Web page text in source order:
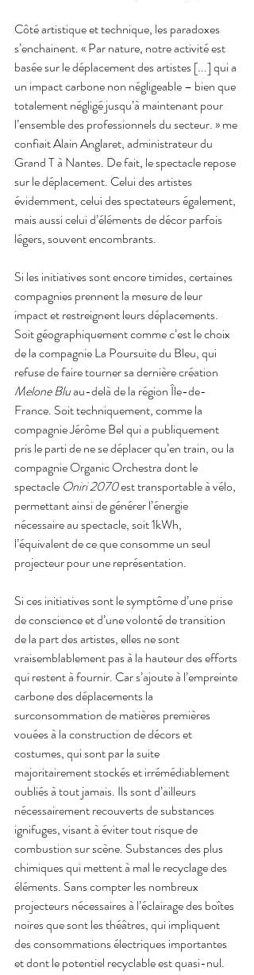
Côté artistique et technique, les paradoxes
s’enchainent. « Par nature, notre activité est
basée sur le déplacement des artistes [...] qui a
un impact carbone non négligeable – bien que
totalement négligé jusqu’à maintenant pour
l’ensemble des professionnels du secteur. » me
confiait Alain Anglaret, administrateur du
Grand T à Nantes. De fait, le spectacle repose
sur le déplacement. Celui des artistes
évidemment, celui des spectateurs également,
mais aussi celui d’éléments de décor parfois
légers, souvent encombrants.
Si les initiatives sont encore timides, certaines
compagnies prennent la mesure de leur
impact et restreignent leurs déplacements.
Soit géographiquement comme c’est le choix
de la compagnie La Poursuite du Bleu, qui
refuse de faire tourner sa dernière création
Melone Blu au-delà de la région Île-de-
France. Soit techniquement, comme la
compagnie Jérôme Bel qui a publiquement
pris le parti de ne se déplacer qu’en train, ou la
compagnie Organic Orchestra dont le
spectacle Oniri 2070 est transportable à vélo,
permettant ainsi de générer l’énergie
nécessaire au spectacle, soit 1kWh,
l’équivalent de ce que consomme un seul
projecteur pour une représentation.
Si ces initiatives sont le symptôme d’une prise
de conscience et d’une volonté de transition
de la part des artistes, elles ne sont
vraisemblablement pas à la hauteur des efforts
qui restent à fournir. Car s’ajoute à l’empreinte
carbone des déplacements la
surconsommation de matières premières
vouées à la construction de décors et
costumes, qui sont par la suite
majoritairement stockés et irrémédiablement
oubliés à tout jamais. Ils sont d’ailleurs
nécessairement recouverts de substances
ignifuges, visant à éviter tout risque de
combustion sur scène. Substances des plus
chimiques qui mettent à mal le recyclage des
éléments. Sans compter les nombreux
projecteurs nécessaires à l’éclairage des boîtes
noires que sont les théâtres, qui impliquent
des consommations électriques importantes
et dont le potentiel recyclable est quasi-nul.